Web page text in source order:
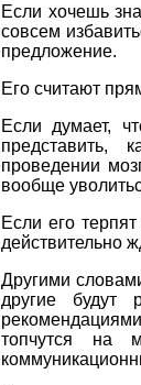
Если хочешь
совсем
предложение.
Его считают
Если думает,
представить,
проведении
вообще
Если его
действительно
Другими
другие
топчутся на